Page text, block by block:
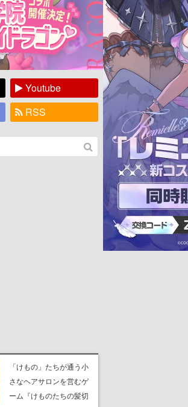
Youtube
RSS
「けもの」たちが通う小
さなヘアサロンを営むゲ
ーム『けものたちの髪切